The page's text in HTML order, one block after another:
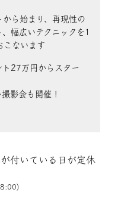
ら始まり、再現性の
幅広いテクニックを1
こないます
27万円からスター
影会も開催！
付いている日が定休